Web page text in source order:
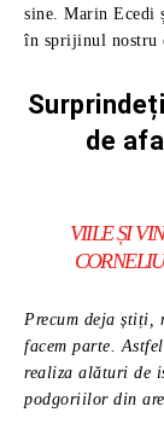
sine. Marin Ecedi
în sprijinul nostru
de
VIILE ȘI
Precum deja știți,
facem parte.
realiza alături de
podgoriilor din